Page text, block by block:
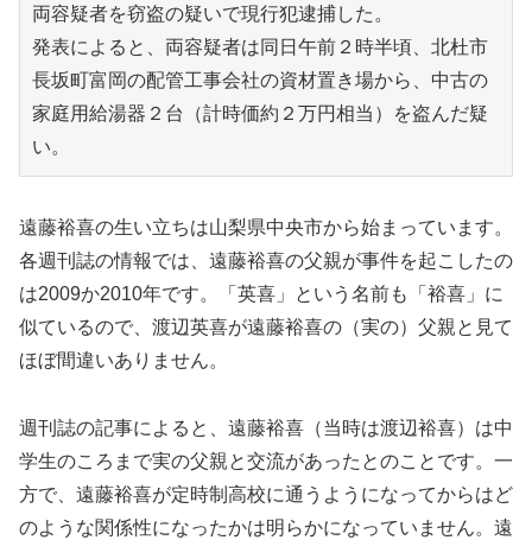
両容疑者を窃盗の疑いで現行犯逮捕した。
発表によると、両容疑者は同日午前２時半頃、北杜市
長坂町富岡の配管工事会社の資材置き場から、中古の
家庭用給湯器２台（計時価約２万円相当）を盗んだ疑
い。
遠藤裕喜の生い立ちは山梨県中央市から始まっています。
各週刊誌の情報では、遠藤裕喜の父親が事件を起こしたの
は2009か2010年です。「英喜」という名前も「裕喜」に
似ているので、渡辺英喜が遠藤裕喜の（実の）父親と見て
ほぼ間違いありません。
週刊誌の記事によると、遠藤裕喜（当時は渡辺裕喜）は中
学生のころまで実の父親と交流があったとのことです。一
方で、遠藤裕喜が定時制高校に通うようになってからはど
のような関係性になったかは明らかになっていません。遠